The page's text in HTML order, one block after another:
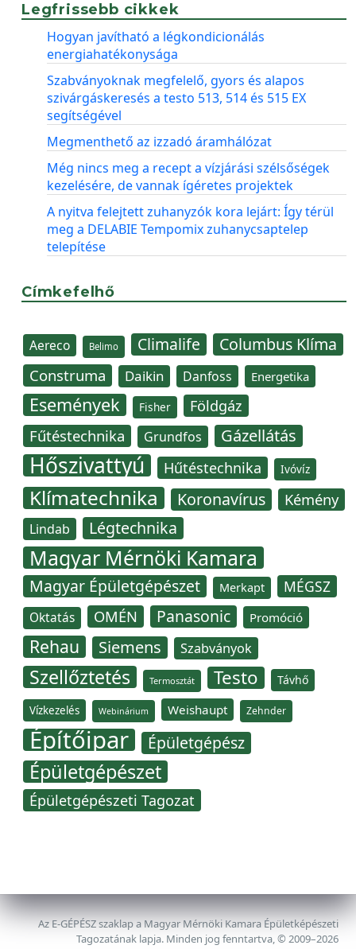
Legfrissebb cikkek
Hogyan javítható a légkondicionálás
energiahatékonysága
Szabványoknak megfelelő, gyors és alapos
szivárgáskeresés a testo 513, 514 és 515 EX
segítségével
Megmenthető az izzadó áramhálózat
Még nincs meg a recept a vízjárási szélsőségek
kezelésére, de vannak ígéretes projektek
A nyitva felejtett zuhanyzók kora lejárt: Így térül
meg a DELABIE Tempomix zuhanycsaptelep
telepítése
Címkefelhő
Aereco Belimo Climalife Columbus Klíma
Construma Daikin Danfoss Energetika
Események Fisher Földgáz
Fűtéstechnika Grundfos Gázellátás
Hőszivattyú Hűtéstechnika Ivóvíz
Klímatechnika Koronavírus Kémény
Lindab Légtechnika
Magyar Mérnöki Kamara
Magyar Épületgépészet Merkapt MÉGSZ
Oktatás OMÉN Panasonic Promóció
Rehau Siemens Szabványok
Szellőztetés Termosztát Testo Távhő
Vízkezelés Webinárium Weishaupt Zehnder
Építőipar Épületgépész
Épületgépészet
Épületgépészeti Tagozat
Az E-GÉPÉSZ szaklap a Magyar Mérnöki Kamara Épületképészeti
Tagozatának lapja. Minden jog fenntartva, © 2009–2026